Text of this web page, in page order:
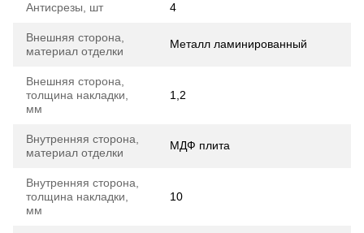
Антисрезы, шт 4
Внешняя сторона,
материал отделки
Металл ламинированный
Внешняя сторона,
толщина накладки,
мм
1,2
Внутренняя сторона,
материал отделки
МДФ плита
Внутренняя сторона,
толщина накладки,
мм
10